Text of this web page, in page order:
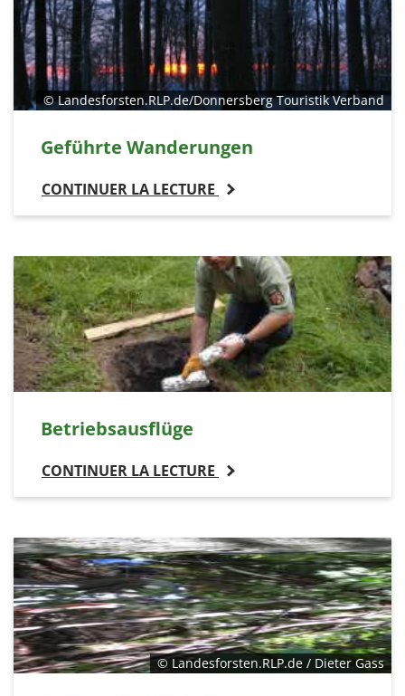
© Landesforsten.RLP.de/Donnersberg Touristik Verband
Geführte Wanderungen
CONTINUER LA LECTURE
Betriebsausflüge
CONTINUER LA LECTURE
© Landesforsten.RLP.de / Dieter Gass